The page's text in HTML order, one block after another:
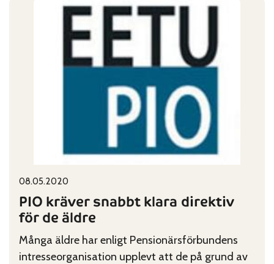
Ställningstagande
budgetförslaget
Published on:
08.05.2020
PIO kräver snabbt klara direktiv
för de äldre
Många äldre har enligt Pensionärsförbundens
intresseorganisation upplevt att de på grund av
Categories: